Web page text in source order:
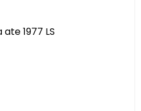
1977 LS